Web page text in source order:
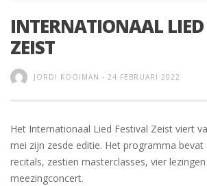
INTERNATIONAAL LIED
ZEIST
JORDI KOOIMAN - 24 FEBRUARI 2022
Het Internationaal Lied Festival Zeist viert
mei zijn zesde editie. Het programma
recitals, zestien masterclasses, vier
meezingconcert.